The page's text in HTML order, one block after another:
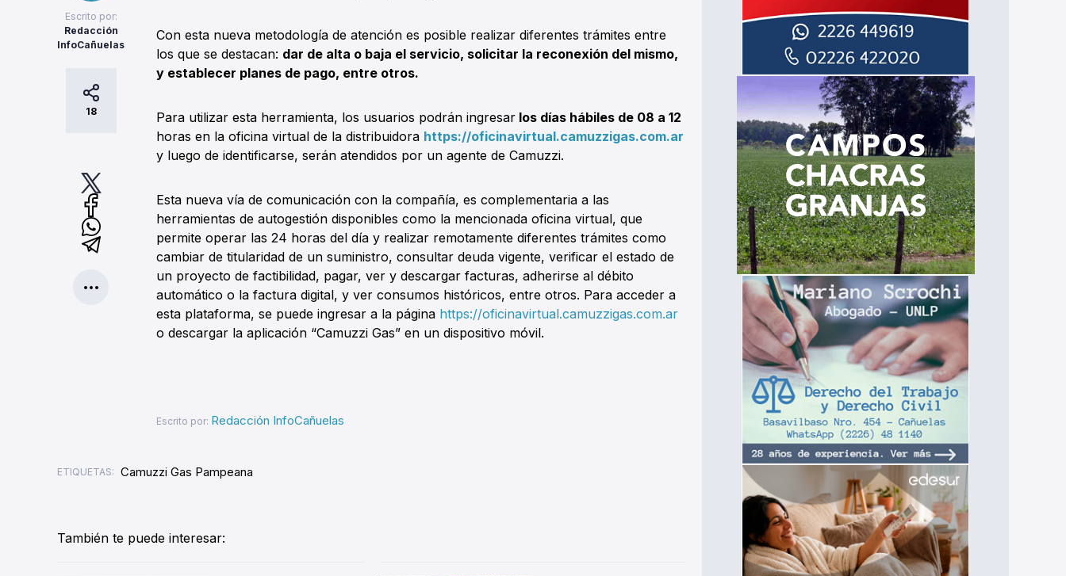
Escrito por:
Redacción
InfoCañuelas
18
Con esta nueva metodología de atención es posible realizar diferentes trámites entre
los que se destacan: dar de alta o baja el servicio, solicitar la reconexión del mismo,
y establecer planes de pago, entre otros.
Para utilizar esta herramienta, los usuarios podrán ingresar los días hábiles de 08 a 12
horas en la oficina virtual de la distribuidora https://oficinavirtual.camuzzigas.com.ar
y luego de identificarse, serán atendidos por un agente de Camuzzi.
Esta nueva vía de comunicación con la compañía, es complementaria a las
herramientas de autogestión disponibles como la mencionada oficina virtual, que
permite operar las 24 horas del día y realizar remotamente diferentes trámites como
cambiar de titularidad de un suministro, consultar deuda vigente, verificar el estado de
un proyecto de factibilidad, pagar, ver y descargar facturas, adherirse al débito
automático o la factura digital, y ver consumos históricos, entre otros. Para acceder a
esta plataforma, se puede ingresar a la página https://oficinavirtual.camuzzigas.com.ar
o descargar la aplicación “Camuzzi Gas” en un dispositivo móvil.
Escrito por: Redacción InfoCañuelas
ETIQUETAS: Camuzzi Gas Pampeana
También te puede interesar: